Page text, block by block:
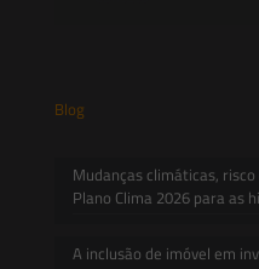
Blog
Mudanças climáticas,
Plano Clima 2026 para as
A inclusão de imóvel em